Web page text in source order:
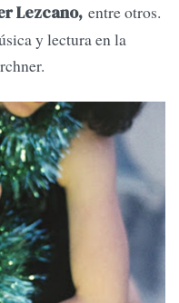
Lezcano, entre otros.
y lectura en la